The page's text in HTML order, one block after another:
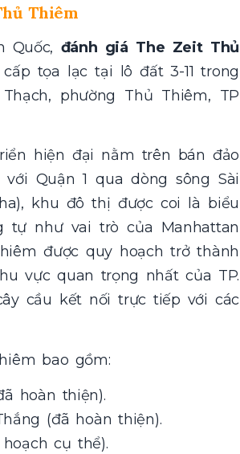
Thiêm
Quốc, đánh giá The Zeit Thủ
tọa lạc tại lô đất 3-11 trong
phường Thủ Thiêm, TP
hiện đại nằm trên bán đảo
Quận 1 qua dòng sông Sài
khu đô thị được coi là biểu
tự như vai trò của Manhattan
được quy hoạch trở thành
vực quan trọng nhất của TP.
cầu kết nối trực tiếp với các
bao gồm:
hoàn thiện).
(đã hoàn thiện).
cụ thể).